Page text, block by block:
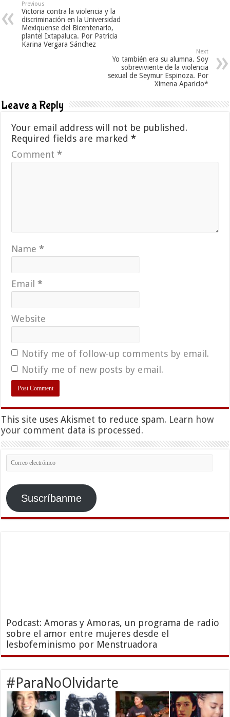
Previous
Victoria contra la violencia y la
discriminación en la Universidad
Mexiquense del Bicentenario,
plantel Ixtapaluca. Por Patricia
Karina Vergara Sánchez
Next
Yo también era su alumna. Soy
sobreviviente de la violencia
sexual de Seymur Espinoza. Por
Ximena Aparicio*
Leave a Reply
Your email address will not be published.
Required fields are marked*
Comment*
Name*
Email*
Website
Notify me of follow-up comments by email.
Notify me of new posts by email.
This site uses Akismet to reduce spam. Learn how
your comment data is processed.
Correo
electrónico
Suscríbanme
Podcast: Amoras y Amoras, un programa de radio
sobre el amor entre mujeres desde el
lesbofeminismo por Menstruadora
#ParaNoOlvidarte